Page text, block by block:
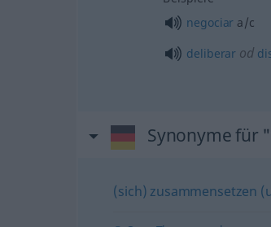
negociar a/c
deliberar od
Synonyme für
(sich) zusammensetzen